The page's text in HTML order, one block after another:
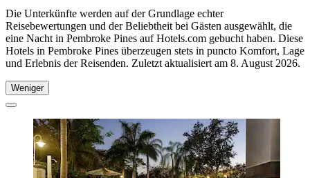
Die Unterkünfte werden auf der Grundlage echter
Reisebewertungen und der Beliebtheit bei Gästen ausgewählt, die
eine Nacht in Pembroke Pines auf Hotels.com gebucht haben. Diese
Hotels in Pembroke Pines überzeugen stets in puncto Komfort, Lage
und Erlebnis der Reisenden. Zuletzt aktualisiert am 8. August 2026.
Weniger